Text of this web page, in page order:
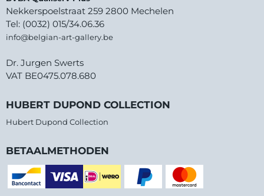
Nekkerspoelstraat 259 2800 Mechelen
Tel: (0032) 015/34.06.36
info@belgian-art-gallery.be
Dr. Jurgen Swerts
VAT BE0475.078.680
HUBERT DUPOND COLLECTION
Hubert Dupond Collection
BETAALMETHODEN